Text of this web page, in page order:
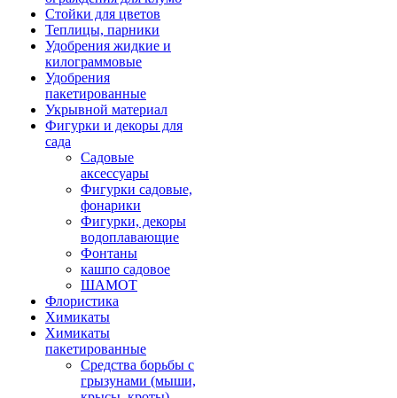
Стойки для цветов
Теплицы, парники
Удобрения жидкие и
килограммовые
Удобрения
пакетированные
Укрывной материал
Фигурки и декоры для
сада
Садовые
аксессуары
Фигурки садовые,
фонарики
Фигурки, декоры
водоплавающие
Фонтаны
кашпо садовое
ШАМОТ
Флористика
Химикаты
Химикаты
пакетированные
Средства борьбы с
грызунами (мыши,